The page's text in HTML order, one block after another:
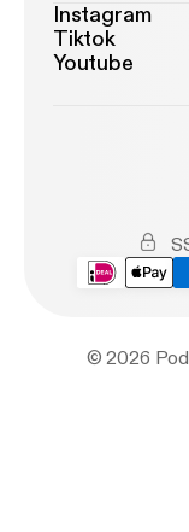
Instagram
Tiktok
Youtube
© 2026